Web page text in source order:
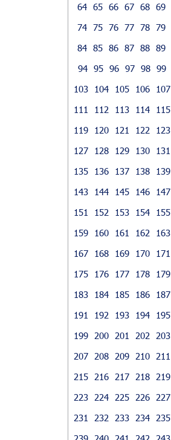
64 65 66 67 68 69
74 75 76 77 78 79
84 85 86 87 88 89
94 95 96 97 98 99
103
104 105 106 107
111
112 113 114 115
119
120 121 122 123
127
128 129 130 131
135
136 137 138 139
143
144 145 146 147
151
152 153 154 155
159
160 161 162 163
167
168 169 170 171
175
176 177 178 179
183
184 185 186 187
191
192 193 194 195
199
200 201 202 203
207
208 209 210 211
215
216 217 218 219
223
224 225 226 227
231
232 233 234 235